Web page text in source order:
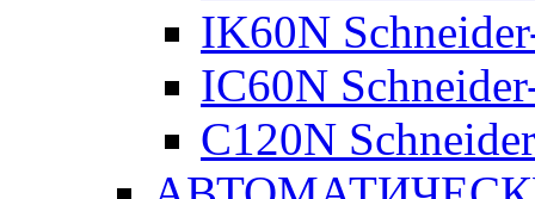
IK60N
IC60N
C120N